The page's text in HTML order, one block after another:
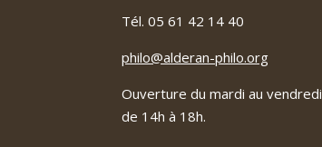
Tél. 05 61 42 14 40
philo@alderan-philo.org
Ouverture du mardi au vendredi
de 14h à 18h.